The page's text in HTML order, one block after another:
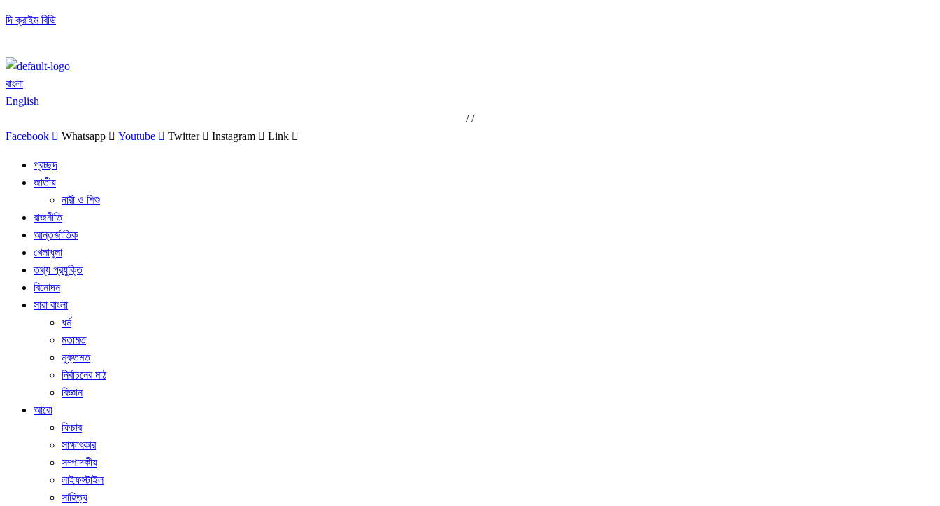
দি ক্রাইম বিডি
বাংলা
English
//
Facebook
Whatsapp Youtube Twitter Instagram Link
প্রচ্ছদ
জাতীয়
নারী ও শিশু
রাজনীতি
আন্তর্জাতিক
খেলাধুলা
তথ্য প্রযুক্তি
বিনোদন
সারা বাংলা
ধর্ম
মতামত
মুক্তমত
নির্বাচনের মাঠ
বিজ্ঞান
আরো
ফিচার
সাক্ষাৎকার
সম্পাদকীয়
লাইফস্টাইল
সাহিত্য